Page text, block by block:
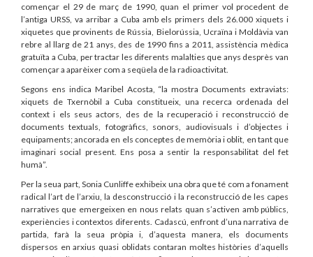
començar el 29 de març de 1990, quan el primer vol procedent de
l’antiga URSS, va arribar a Cuba amb els primers dels 26.000 xiquets i
xiquetes que provinents de Rússia, Bielorússia, Ucraïna i Moldàvia van
rebre al llarg de 21 anys, des de 1990 fins a 2011, assistència mèdica
gratuïta a Cuba, per tractar les diferents malalties que anys desprès van
començar a aparèixer com a seqüela de la radioactivitat.
Segons ens indica Maribel Acosta, “la mostra Documents extraviats:
xiquets de Txernòbil a Cuba constitueix, una recerca ordenada del
context i els seus actors, des de la recuperació i reconstrucció de
documents textuals, fotogràfics, sonors, audiovisuals i d’objectes i
equipaments; ancorada en els conceptes de memòria i oblit, en tant que
imaginari social present. Ens posa a sentir la responsabilitat del fet
humà”.
Per la seua part, Sonia Cunliffe exhibeix una obra que té com a fonament
radical l’art de l’arxiu, la desconstrucció i la reconstrucció de les capes
narratives que emergeixen en nous relats quan s’activen amb públics,
experiències i contextos diferents. Cadascú, enfront d’una narrativa de
partida, farà la seua pròpia i, d’aquesta manera, els documents
dispersos en arxius quasi oblidats contaran moltes històries d’aquells